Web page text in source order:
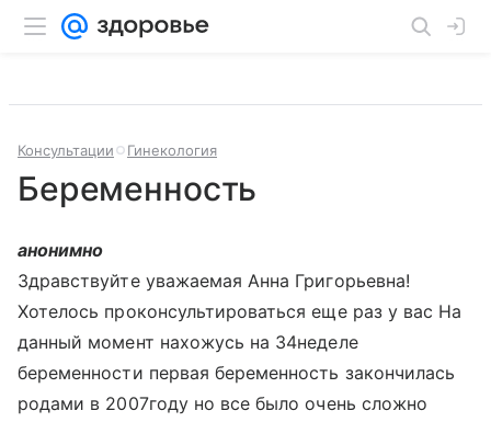
Консультации Гинекология
Беременность
анонимно
Здравствуйте уважаемая Анна Григорьевна!
Хотелось проконсультироваться еще раз у вас На
данный момент нахожусь на 34неделе
беременности первая беременность закончилась
родами в 2007году но все было очень сложно